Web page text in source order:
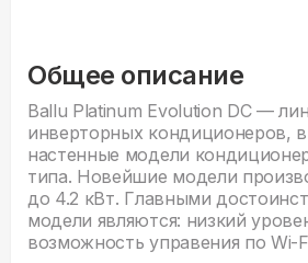
Общее описание
Ballu Platinum Evolution DC —
инверторных кондиционеров,
настенные модели
типа. Новейшие модели
до 4.2 кВт. Главными
модели являются: низкий
возможность управения по Wi-